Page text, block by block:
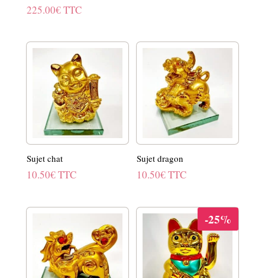
225.00€TTC
Sujet chat
10.50€TTC
Sujet dragon
10.50€TTC
-25%